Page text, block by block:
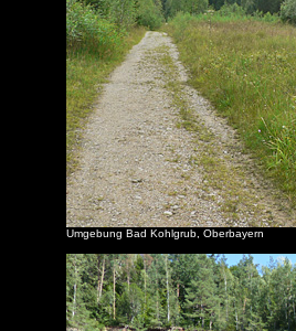
Umgebung Bad Kohlgrub, Oberbayern